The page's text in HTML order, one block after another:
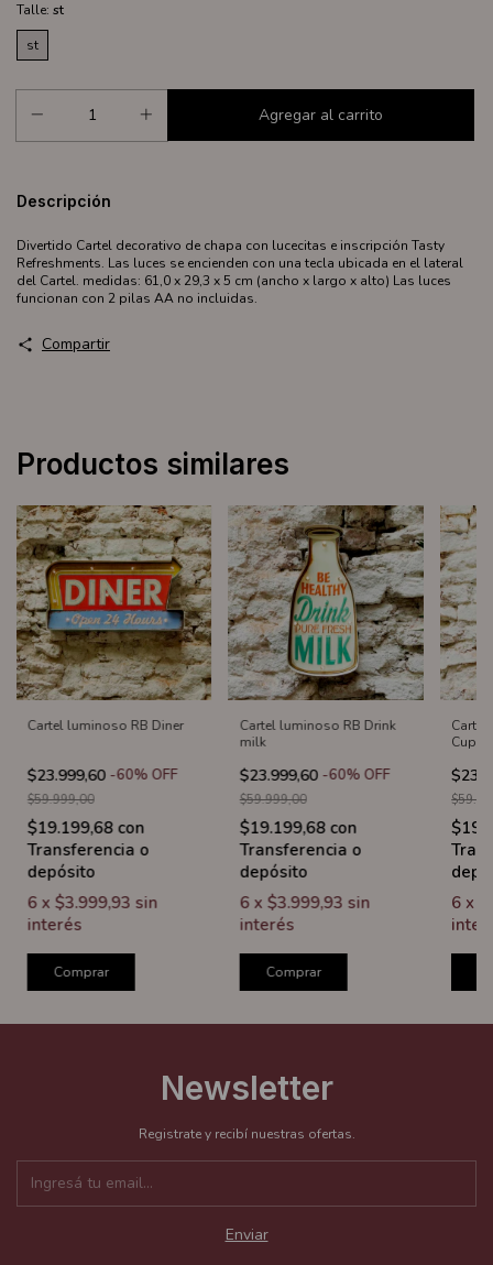
Talle: st
st
Descripción
Divertido Cartel decorativo de chapa con lucecitas e inscripción Tasty
Refreshments. Las luces se encienden con una tecla ubicada en el lateral
del Cartel. medidas: 61,0 x 29,3 x 5 cm (ancho x largo x alto) Las luces
funcionan con 2 pilas AA no incluidas.
Compartir
Productos similares
Cartel luminoso RB Diner
$23.999,60 -60% OFF
$59.999,00
$19.199,68 con
Transferencia o
depósito
6 x $3.999,93 sin
interés
Comprar
Cartel luminoso RB Drink
milk
$23.999,60 -60% OFF
$59.999,00
$19.199,68 con
Transferencia o
depósito
6 x $3.999,93 sin
interés
Comprar
Cartel
6 x
Newsletter
Registrate y recibí nuestras ofertas.